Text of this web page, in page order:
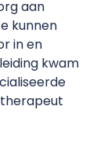
aan
kunnen
in en
kwam